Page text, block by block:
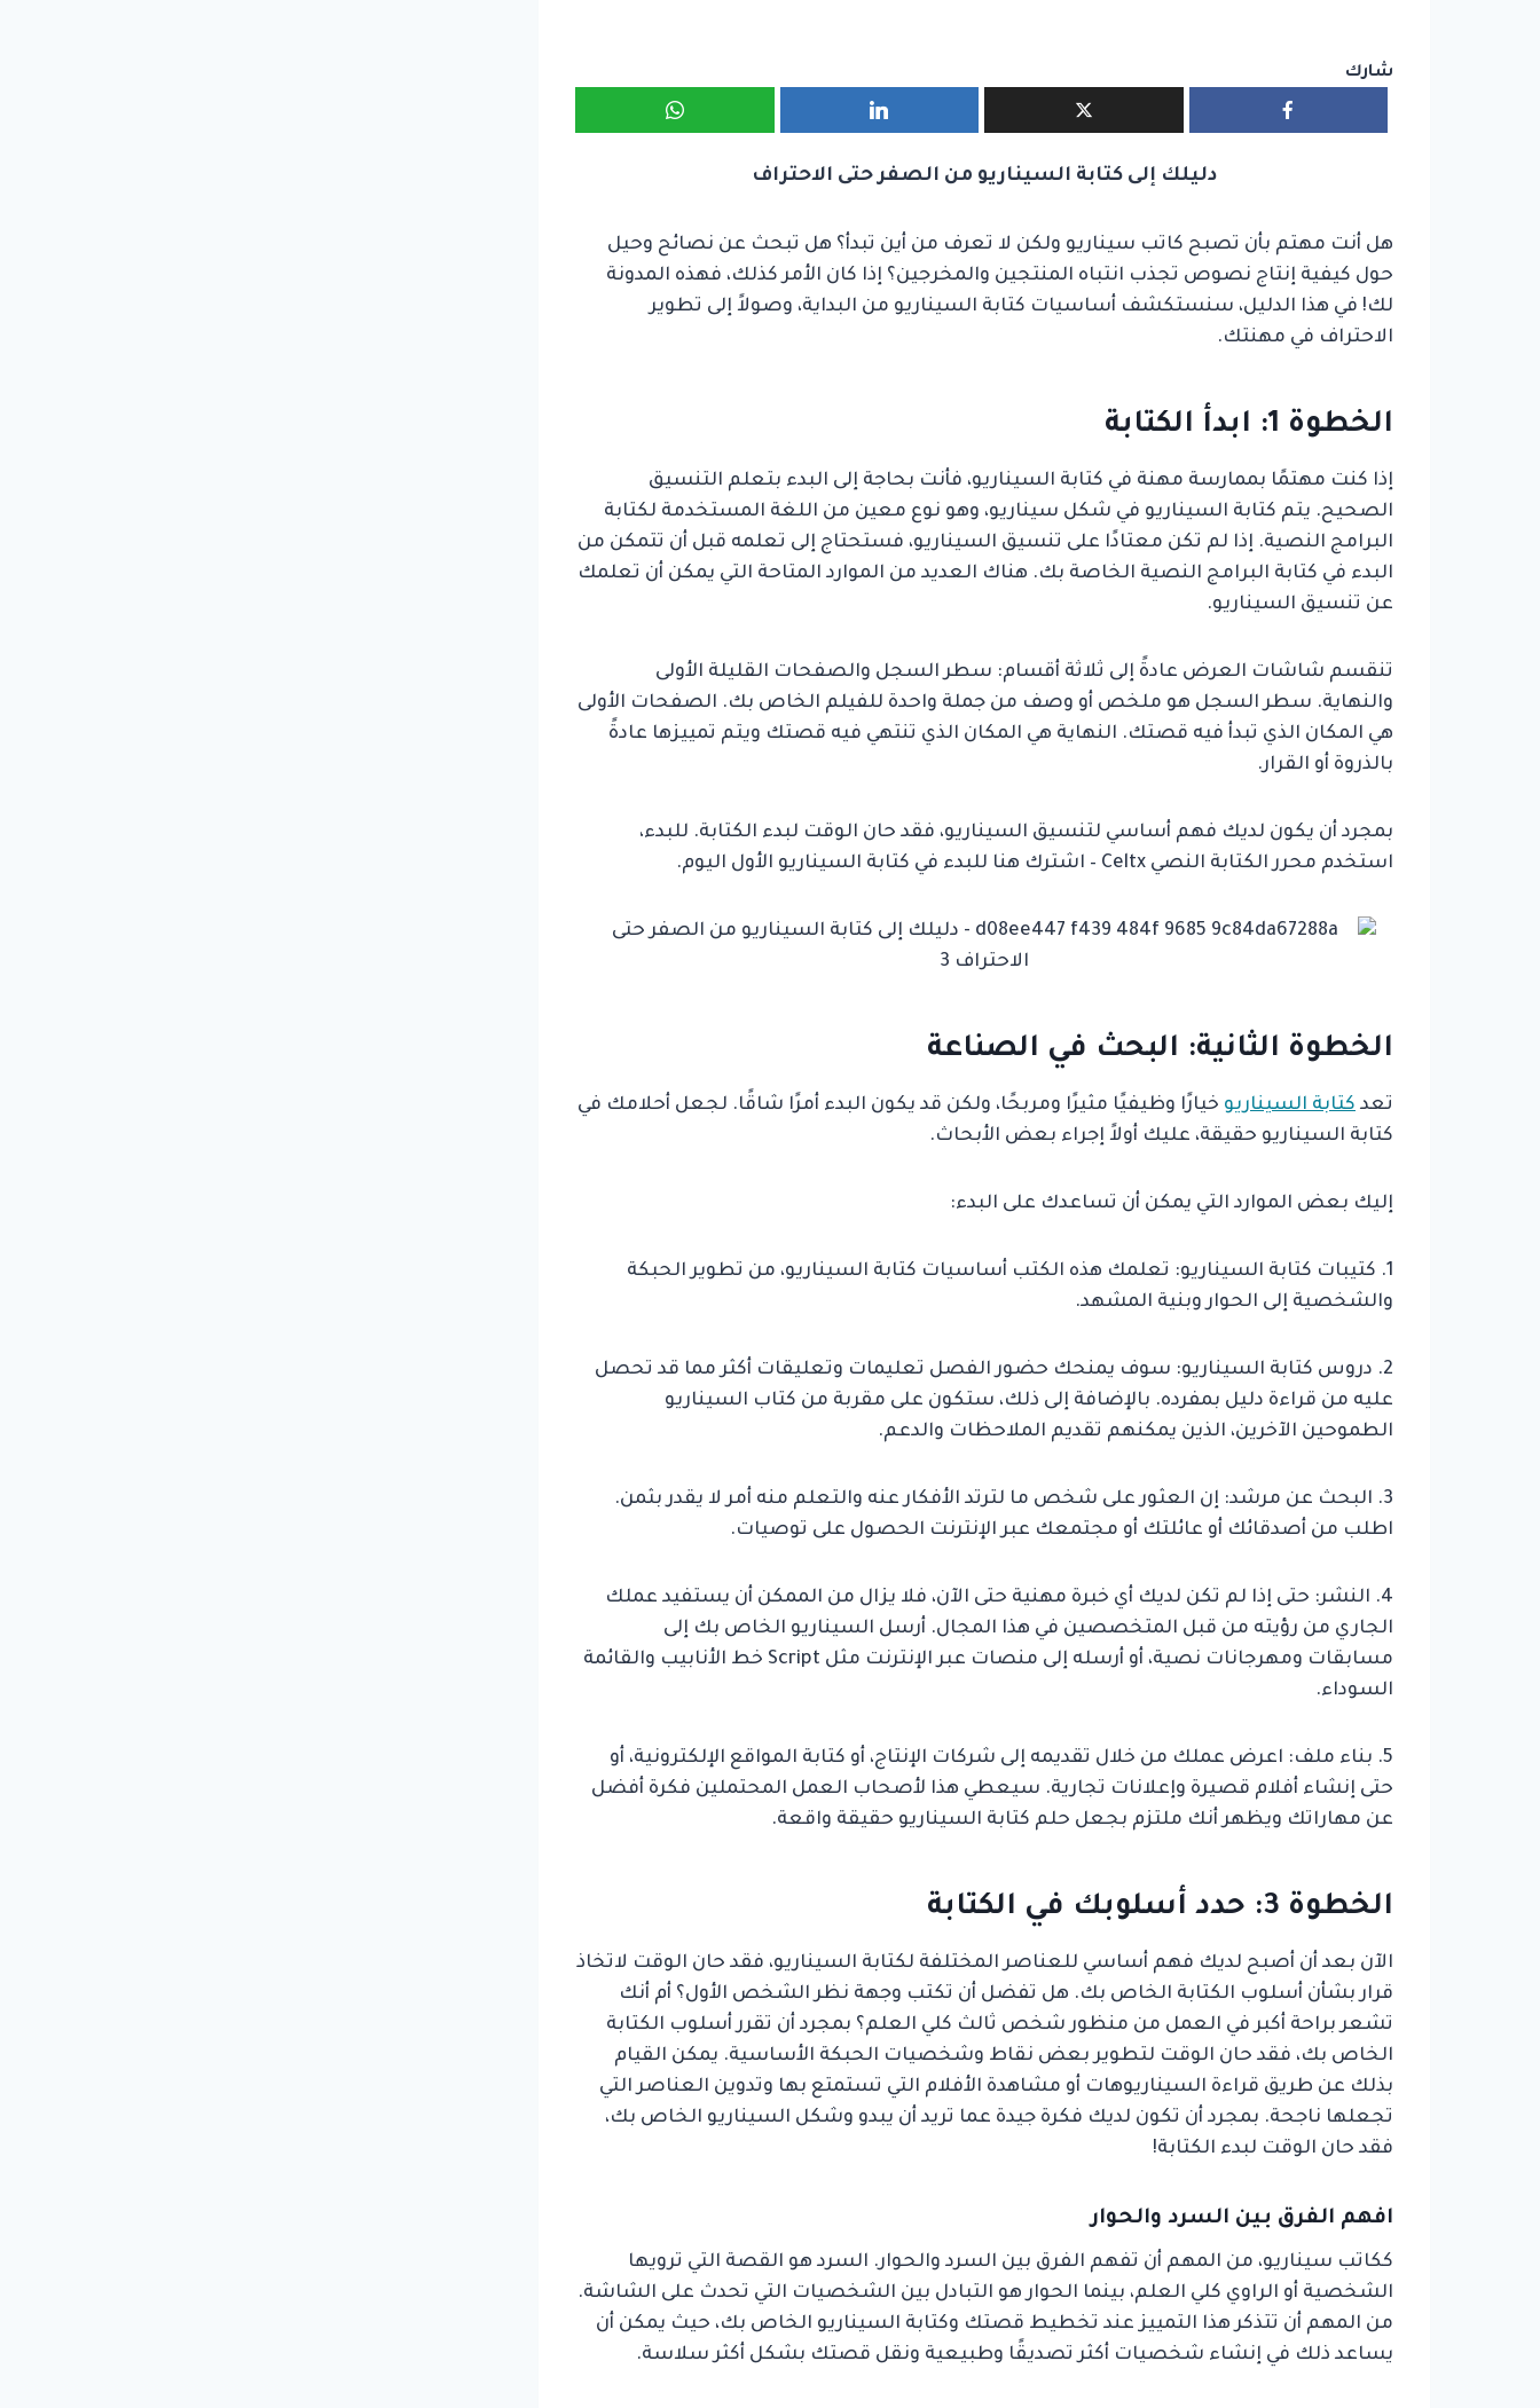
شارك
دليلك إلى كتابة السيناريو من الصفر حتى الاحتراف
هل أنت مهتم بأن تصبح كاتب سيناريو ولكن لا تعرف من أين تبدأ؟ هل تبحث عن نصائح وحيل
حول كيفية إنتاج نصوص تجذب انتباه المنتجين والمخرجين؟ إذا كان الأمر كذلك، فهذه المدونة
لك! في هذا الدليل، سنستكشف أساسيات كتابة السيناريو من البداية، وصولاً إلى تطوير
الاحتراف في مهنتك.
الخطوة 1: ابدأ الكتابة
إذا كنت مهتمًا بممارسة مهنة في كتابة السيناريو، فأنت بحاجة إلى البدء بتعلم التنسيق
الصحيح. يتم كتابة السيناريو في شكل سيناريو، وهو نوع معين من اللغة المستخدمة لكتابة
البرامج النصية. إذا لم تكن معتادًا على تنسيق السيناريو، فستحتاج إلى تعلمه قبل أن تتمكن من
البدء في كتابة البرامج النصية الخاصة بك. هناك العديد من الموارد المتاحة التي يمكن أن تعلمك
عن تنسيق السيناريو.
تنقسم شاشات العرض عادةً إلى ثلاثة أقسام: سطر السجل والصفحات القليلة الأولى
والنهاية. سطر السجل هو ملخص أو وصف من جملة واحدة للفيلم الخاص بك. الصفحات الأولى
هي المكان الذي تبدأ فيه قصتك. النهاية هي المكان الذي تنتهي فيه قصتك ويتم تمييزها عادةً
بالذروة أو القرار.
بمجرد أن يكون لديك فهم أساسي لتنسيق السيناريو، فقد حان الوقت لبدء الكتابة. للبدء،
استخدم محرر الكتابة النصي Celtx – اشترك هنا للبدء في كتابة السيناريو الأول اليوم.
الخطوة الثانية: البحث في الصناعة
تعدكتابة السيناريو خيارًا وظيفيًا مثيرًا ومربحًا، ولكن قد يكون البدء أمرًا شاقًا. لجعل أحلامك في
كتابة السيناريو حقيقة، عليك أولاً إجراء بعض الأبحاث.
إليك بعض الموارد التي يمكن أن تساعدك على البدء:
1. كتيبات كتابة السيناريو: تعلمك هذه الكتب أساسيات كتابة السيناريو، من تطوير الحبكة
والشخصية إلى الحوار وبنية المشهد.
2. دروس كتابة السيناريو: سوف يمنحك حضور الفصل تعليمات وتعليقات أكثر مما قد تحصل
عليه من قراءة دليل بمفرده. بالإضافة إلى ذلك، ستكون على مقربة من كتاب السيناريو
الطموحين الآخرين، الذين يمكنهم تقديم الملاحظات والدعم.
3. البحث عن مرشد: إن العثور على شخص ما لترتد الأفكار عنه والتعلم منه أمر لا يقدر بثمن.
اطلب من أصدقائك أو عائلتك أو مجتمعك عبر الإنترنت الحصول على توصيات.
4. النشر: حتى إذا لم تكن لديك أي خبرة مهنية حتى الآن، فلا يزال من الممكن أن يستفيد عملك
الجاري من رؤيته من قبل المتخصصين في هذا المجال. أرسل السيناريو الخاص بك إلى
مسابقات ومهرجانات نصية، أو أرسله إلى منصات عبر الإنترنت مثل Script خط الأنابيب والقائمة
السوداء.
5. بناء ملف: اعرض عملك من خلال تقديمه إلى شركات الإنتاج، أو كتابة المواقع الإلكترونية، أو
حتى إنشاء أفلام قصيرة وإعلانات تجارية. سيعطي هذا لأصحاب العمل المحتملين فكرة أفضل
عن مهاراتك ويظهر أنك ملتزم بجعل حلم كتابة السيناريو حقيقة واقعة.
الخطوة 3: حدد أسلوبك في الكتابة
الآن بعد أن أصبح لديك فهم أساسي للعناصر المختلفة لكتابة السيناريو، فقد حان الوقت لاتخاذ
قرار بشأن أسلوب الكتابة الخاص بك. هل تفضل أن تكتب وجهة نظر الشخص الأول؟ أم أنك
تشعر براحة أكبر في العمل من منظور شخص ثالث كلي العلم؟ بمجرد أن تقرر أسلوب الكتابة
الخاص بك، فقد حان الوقت لتطوير بعض نقاط وشخصيات الحبكة الأساسية. يمكن القيام
بذلك عن طريق قراءة السيناريوهات أو مشاهدة الأفلام التي تستمتع بها وتدوين العناصر التي
تجعلها ناجحة. بمجرد أن تكون لديك فكرة جيدة عما تريد أن يبدو وشكل السيناريو الخاص بك،
فقد حان الوقت لبدء الكتابة!
افهم الفرق بين السرد والحوار
ككاتب سيناريو، من المهم أن تفهم الفرق بين السرد والحوار. السرد هو القصة التي ترويها
الشخصية أو الراوي كلي العلم، بينما الحوار هو التبادل بين الشخصيات التي تحدث على الشاشة.
من المهم أن تتذكر هذا التمييز عند تخطيط قصتك وكتابة السيناريو الخاص بك، حيث يمكن أن
يساعد ذلك في إنشاء شخصيات أكثر تصديقًا وطبيعية ونقل قصتك بشكل أكثر سلاسة.